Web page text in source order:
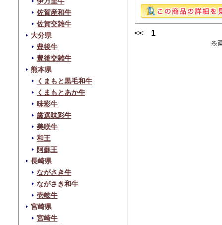
佐賀産和牛
佐賀交雑牛
大分県
豊後牛
豊後交雑牛
熊本県
くまもと黒毛和牛
くまもとあか牛
味彩牛
厳選味彩牛
美咲牛
和王
阿蘇王
長崎県
ながさき牛
ながさき和牛
壱岐牛
宮崎県
宮崎牛
<< 1
※